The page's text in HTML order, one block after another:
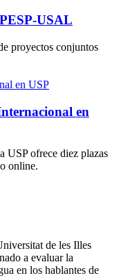
USAL
proyectos conjuntos
en USP
en
USP ofrece diez plazas
online.
de les Illes
a evaluar la
en los hablantes de